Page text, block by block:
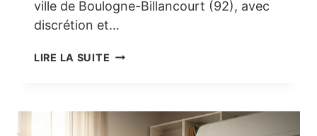
ville de Boulogne-Billancourt (92), avec
discrétion et…
LIRE LA SUITE DÉBARRAS
BILLANCOURT